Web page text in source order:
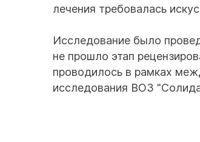
лечения требовалась
Исследование было
не прошло этап
проводилось в рамках
исследования ВОЗ